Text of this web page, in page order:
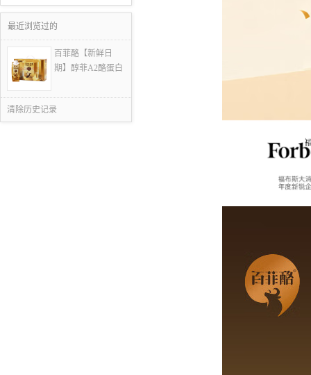
最近浏览过的
百菲酪【新鲜日
期】醇菲A2酪蛋白
清除历史记录